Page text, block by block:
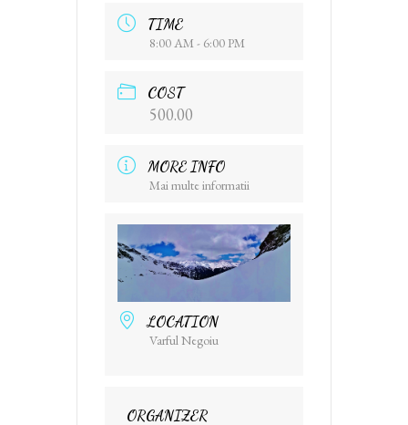
TIME
8:00 AM - 6:00 PM
COST
500.00
MORE INFO
Mai multe informatii
LOCATION
Varful Negoiu
ORGANIZER